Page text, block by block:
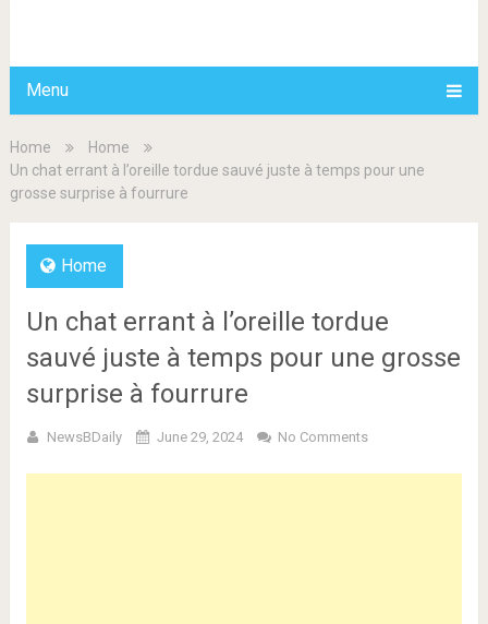
Menu
Home
Home
Un chat errant à l’oreille tordue sauvé juste à temps pour une
grosse surprise à fourrure
Home
Un chat errant à l’oreille tordue
sauvé juste à temps pour une grosse
surprise à fourrure
NewsBDaily June 29, 2024 No Comments